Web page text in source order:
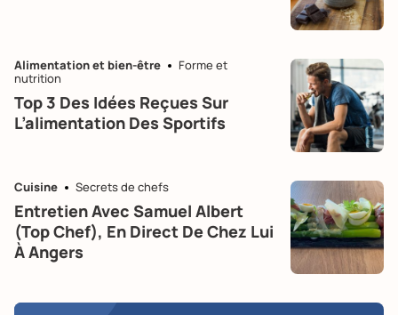
Alimentation et bien-être
Forme et
nutrition
Top 3 Des Idées Reçues Sur
L’alimentation Des Sportifs
Cuisine Secrets de chefs
Entretien Avec Samuel Albert
(Top Chef), En Direct De Chez Lui
À Angers